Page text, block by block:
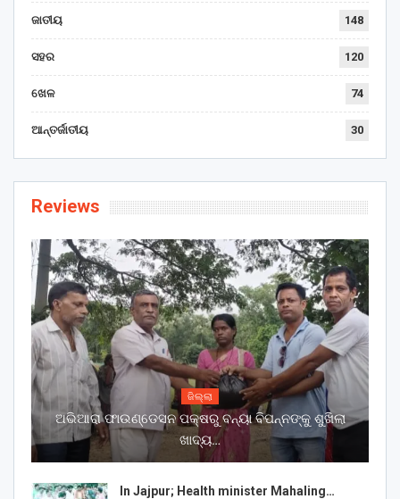
ଜାତୀୟ 148
ସହର 120
ଖେଳ 74
ଆନ୍ତର୍ଜାତୀୟ 30
Reviews
ଜିଲ୍ଲା
ଅଭିଆରା ଫାଉଣ୍ଡେସନ ପକ୍ଷରୁ ବନ୍ୟା ବିପନ୍ନଙ୍କୁ ଶୁଖିଲା
ଖାଦ୍ୟ…
In Jajpur; Health minister Mahaling…